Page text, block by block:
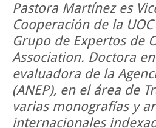
Pastora Martínez es
Cooperación de la
Grupo de Expertos de
Association. Doctora
evaluadora de la
(ANEP), en el área de
varias monografías y
internacionales